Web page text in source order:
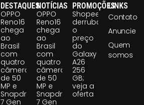
DESTAQUES
OPPO
Reno16
chega
ao
Brasil
com
quatro
câmeras
de 50
MP e
Snapdragon
7 Gen
NOTÍCIAS
OPPO
Reno16
chega
ao
Brasil
com
quatro
câmeras
de 50
MP e
Snapdragon
7 Gen
PROMOÇÕES
Shopee
derruba
o
preço
do
Galaxy
A26
256
GB;
veja a
oferta
LINKS
Contato
Anuncie
Quem
somos